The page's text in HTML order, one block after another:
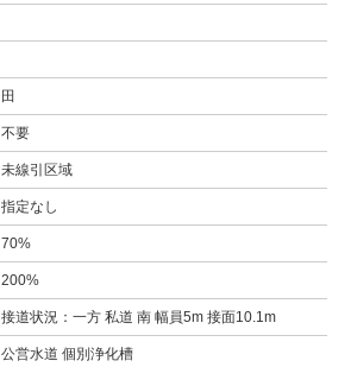
田
不要
未線引区域
指定なし
70%
200%
接道状況：一方 私道 南 幅員5m 接面10.1m
公営水道 個別浄化槽